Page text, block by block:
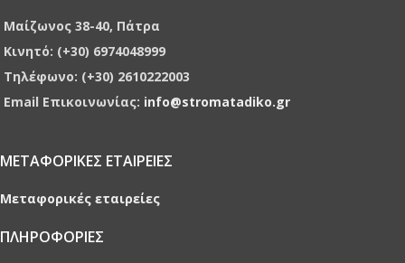
Μαίζωνος 38-40, Πάτρα
Κινητό: (+30) 6974048999
Τηλέφωνο: (+30) 2610222003
Email Επικοινωνίας: info@stromatadiko.gr
ΜΕΤΑΦΟΡΙΚΕΣ ΕΤΑΙΡΕΙΕΣ
Μεταφορικές εταιρείες
ΠΛΗΡΟΦΟΡΙΕΣ